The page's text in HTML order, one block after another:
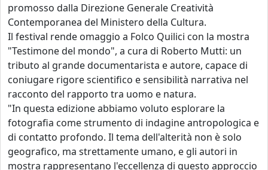
promosso dalla Direzione Generale Creatività
Contemporanea del Ministero della Cultura.
Il festival rende omaggio a Folco Quilici con la mostra
"Testimone del mondo", a cura di Roberto Mutti: un
tributo al grande documentarista e autore, capace di
coniugare rigore scientifico e sensibilità narrativa nel
racconto del rapporto tra uomo e natura.
"In questa edizione abbiamo voluto esplorare la
fotografia come strumento di indagine antropologica e
di contatto profondo. Il tema dell'alterità non è solo
geografico, ma strettamente umano, e gli autori in
mostra rappresentano l'eccellenza di questo approccio